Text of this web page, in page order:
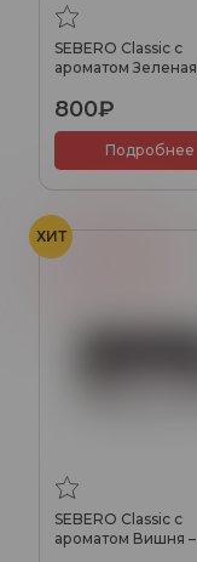
SEBERO Classic с
ароматом Зеленая
гр.
800₽
Подробнее
ХИТ
Вишня
SEBERO Classic с
ароматом Вишня –